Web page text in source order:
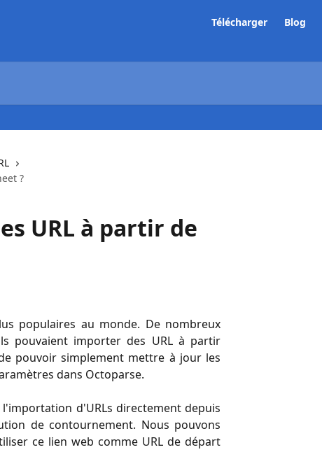
Télécharger Blog
?
URL à partir de
populaires au monde. De nombreux
pouvaient importer des URL à partir
pouvoir simplement mettre à jour les
dans Octoparse.
d'URLs directement depuis
de contournement. Nous pouvons
ce lien web comme URL de départ